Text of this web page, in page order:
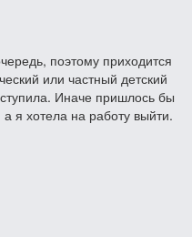
поэтому приходится
или частный детский
Иначе пришлось бы
я хотела на работу выйти.